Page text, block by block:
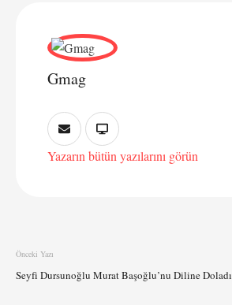
Gmag
Yazarın bütün yazılarını görün
Önceki Yazı
Seyfi Dursunoğlu Murat Başoğlu’nu Diline Doladı